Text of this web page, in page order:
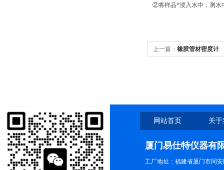
②将样品*浸入水中，测水
上一篇： 橡胶管材密度计
网站首页 关
厦门易仕特仪器有
工厂地址：福建省厦门市同